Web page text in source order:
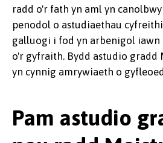
radd o'r fath yn aml yn
penodol o astudiaethau
galluogi i fod yn arbenigol iawn
o'r gyfraith. Bydd astudio gradd
yn cynnig amrywiaeth o
Pam astudio